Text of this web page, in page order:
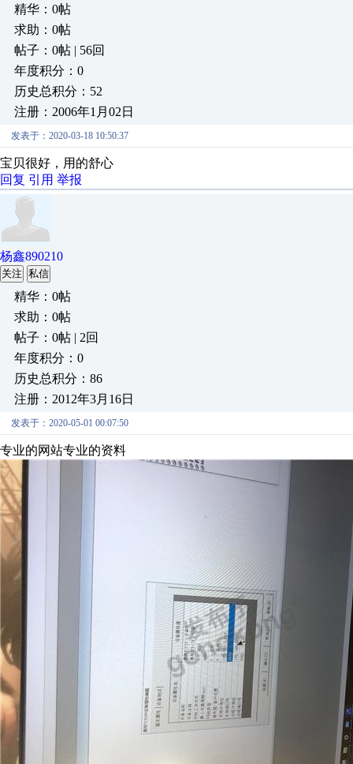
精华：0帖
求助：0帖
帖子：0帖 | 56回
年度积分：0
历史总积分：52
注册：2006年1月02日
发表于：2020-03-18 10:50:37
宝贝很好，用的舒心
回复 引用 举报
杨鑫890210
关注 私信
精华：0帖
求助：0帖
帖子：0帖 | 2回
年度积分：0
历史总积分：86
注册：2012年3月16日
发表于：2020-05-01 00:07:50
专业的网站专业的资料